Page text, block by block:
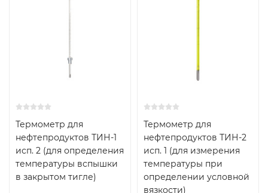
Термометр для
нефтепродуктов ТИН-1
исп. 2 (для определения
температуры вспышки
в закрытом тигле)
Термометр для
нефтепродуктов ТИН-2
исп. 1 (для измерения
температуры при
определении условной
вязкости)